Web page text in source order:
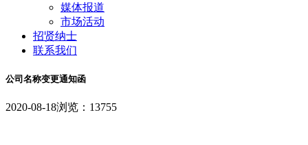
媒体报道
市场活动
招贤纳士
联系我们
公司名称变更通知函
2020-08-18浏览：13755